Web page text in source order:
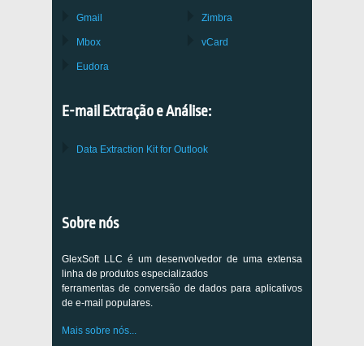
Gmail
Mbox
Eudora
Zimbra
vCard
E-mail Extração e Análise:
Data Extraction Kit for Outlook
Sobre nós
GlexSoft LLC é um desenvolvedor de uma extensa
linha de produtos especializados
ferramentas de conversão de dados para aplicativos
de e-mail populares.
Mais sobre nós...